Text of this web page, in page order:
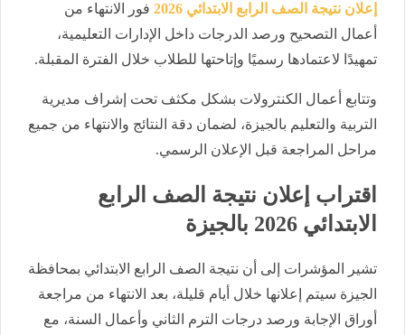
إعلان نتيجة الصف الرابع الابتدائي 2026
فور الانتهاء من
أعمال التصحيح ورصد الدرجات داخل الإدارات التعليمية،
تمهيدًا لاعتمادها رسميًا وإتاحتها للطلاب خلال الفترة المقبلة.
وتتابع أعمال الكنترولات بشكل مكثف تحت إشراف مديرية
التربية والتعليم بالجيزة، لضمان دقة النتائج والانتهاء من جميع
مراحل المراجعة قبل الإعلان الرسمي.
اقتراب إعلان نتيجة الصف الرابع
الابتدائي 2026 بالجيزة
تشير المؤشرات إلى أن نتيجة الصف الرابع الابتدائي بمحافظة
الجيزة سيتم إعلانها خلال أيام قليلة، بعد الانتهاء من مراجعة
أوراق الإجابة ورصد درجات الترم الثاني وأعمال السنة، مع